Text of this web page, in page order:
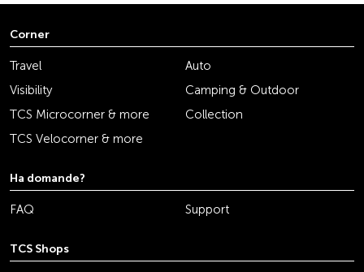
Corner
Travel
Auto
Visibility
Camping & Outdoor
TCS Microcorner & more
Collection
TCS Velocorner & more
Ha domande?
FAQ Support
TCS Shops